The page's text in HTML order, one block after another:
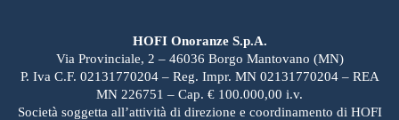
HOFI Onoranze S.p.A.
Via Provinciale, 2 – 46036 Borgo Mantovano (MN)
P. Iva C.F. 02131770204 – Reg. Impr. MN 02131770204 – REA
MN 226751 – Cap. € 100.000,00 i.v.
Società soggetta all’attività di direzione e coordinamento di HOFI